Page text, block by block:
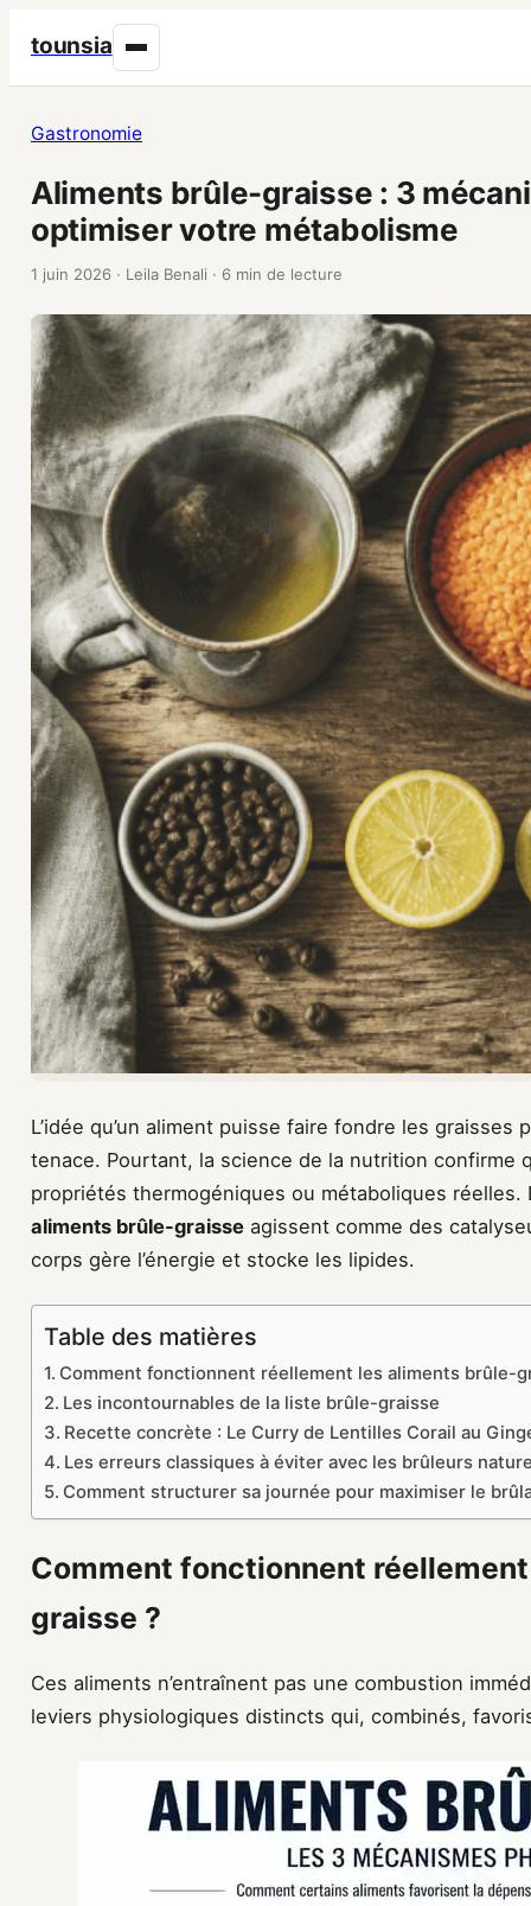
tounsia
Gastronomie
Aliments brûle-graisse : 3
optimiser votre métabolisme
1 juin 2026 · Leila Benali · 6 min de lecture
L’idée qu’un aliment puisse faire fondre les
tenace. Pourtant, la science de la nutrition confirme
propriétés thermogéniques ou métaboliques réelles.
aliments brûle-graisse agissent comme des
corps gère l’énergie et stocke les lipides.
Table des matières
Comment fonctionnent réellement les aliments brûle-
Les incontournables de la liste brûle-graisse
Recette concrète : Le Curry de Lentilles Corail au
Les erreurs classiques à éviter avec les brûleurs
Comment structurer sa journée pour maximiser le
Comment fonctionnent
graisse ?
Ces aliments n’entraînent pas une combustion
leviers physiologiques distincts qui, combinés,